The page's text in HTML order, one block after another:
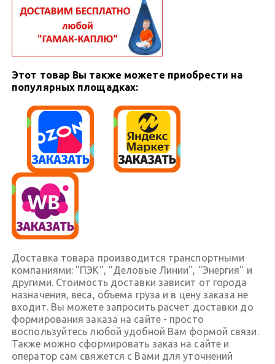
Этот товар Вы также можете приобрести на
популярных площадках:
Доставка товара производится транспортными
компаниями: "ПЭК", "Деловые Линии", "Энергия" и
другими. Стоимость доставки зависит от города
назначения, веса, объема груза и в цену заказа не
входит. Вы можете запросить расчет доставки до
формирования заказа на сайте - просто
воспользуйтесь любой удобной Вам формой связи.
Также можно сформировать заказ на сайте и
оператор сам свяжется с Вами для уточнений